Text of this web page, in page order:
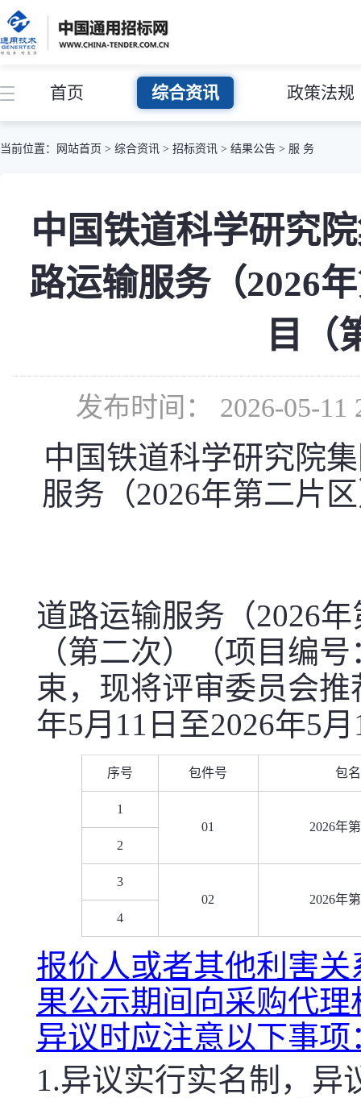
首页 综合资讯 政策法规
当前位置： 网站首页 > 综合资讯 > 招标资讯 > 结果公告 > 服 务
中国铁道科学研究
路运输服务（2026
目（
发布时间： 2026-05-
中国铁道科学研究院
服务（2026年第二片
道路运输服务（2026年
（第二次）（项目编号
束，现将评审委员会
年5月 11 日至2026年5月
序号 包件号 包
1
01
2026年
2
3
02
2026年
4
报价人或者其他利害
果公示期间向采购代
异议时应注意以下事项
1.异议实行实名制，异